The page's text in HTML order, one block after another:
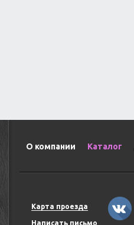
О компании Каталог
Карта проезда
Написать письмо